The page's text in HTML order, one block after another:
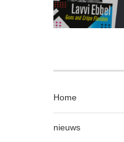
Home
nieuws